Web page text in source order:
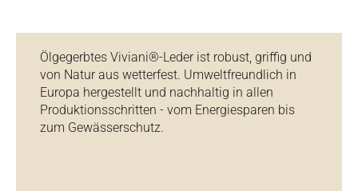
Ölgegerbtes Viviani®-Leder ist robust, griffig und
von Natur aus wetterfest. Umweltfreundlich in
Europa hergestellt und nachhaltig in allen
Produktionsschritten - vom Energiesparen bis
zum Gewässerschutz.